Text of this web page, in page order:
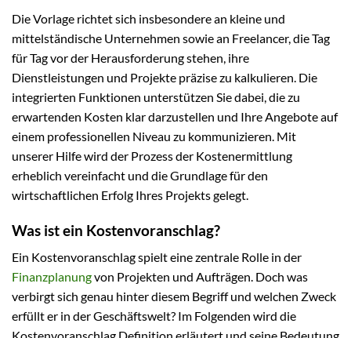
Die Vorlage richtet sich insbesondere an kleine und
mittelständische Unternehmen sowie an Freelancer, die Tag
für Tag vor der Herausforderung stehen, ihre
Dienstleistungen und Projekte präzise zu kalkulieren. Die
integrierten Funktionen unterstützen Sie dabei, die zu
erwartenden Kosten klar darzustellen und Ihre Angebote auf
einem professionellen Niveau zu kommunizieren. Mit
unserer Hilfe wird der Prozess der Kostenermittlung
erheblich vereinfacht und die Grundlage für den
wirtschaftlichen Erfolg Ihres Projekts gelegt.
Was ist ein Kostenvoranschlag?
Ein Kostenvoranschlag spielt eine zentrale Rolle in der
Finanzplanungvon Projekten und Aufträgen. Doch was
verbirgt sich genau hinter diesem Begriff und welchen Zweck
erfüllt er in der Geschäftswelt? Im Folgenden wird die